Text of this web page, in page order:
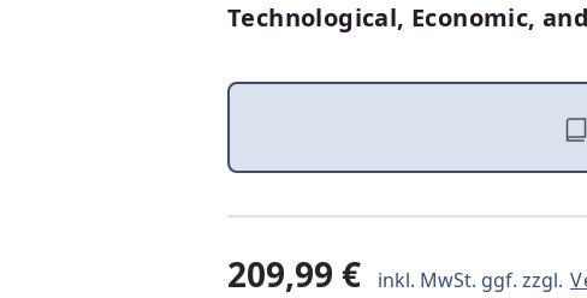
Technological, Economic,
209,99 € inkl. MwSt. ggf. zzgl.